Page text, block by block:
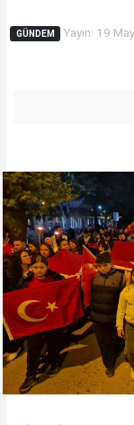
GÜNDEM Yayın: 19